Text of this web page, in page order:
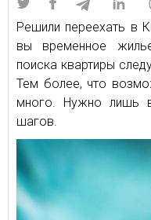
Решили переехать в
вы временное
поиска квартиры
Тем более, что
много. Нужно лишь
шагов.